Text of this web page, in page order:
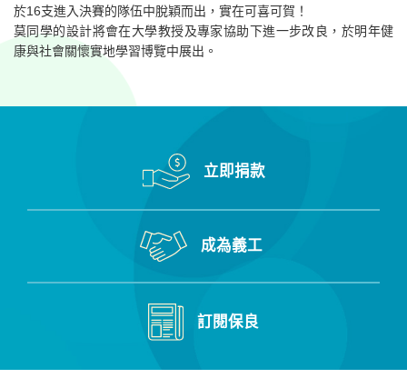
於16支進入決賽的隊伍中脫穎而出，實在可喜可賀！
莫同學的設計將會在大學教授及專家協助下進一步改良，於明年健
康與社會關懷實地學習博覽中展出。
立即捐款
成為義工
訂閱保良